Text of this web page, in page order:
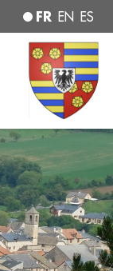
FR EN ES